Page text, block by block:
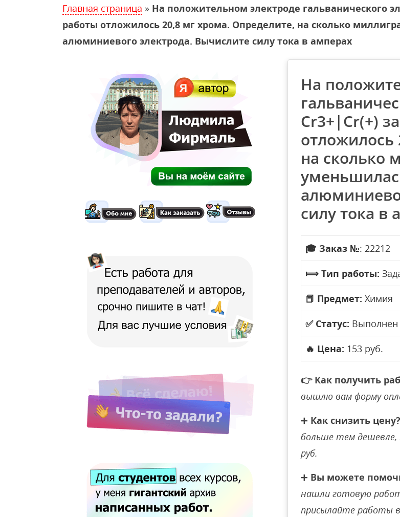
Главная страница » На положительном электроде гальванического
работы отложилось 20,8 мг хрома. Определите, на сколько
алюминиевого электрода. Вычислите силу тока в амперах
На
Cr3+|Cr(+)
отложилось
на сколько
силу тока в
🎓 Заказ №: 22212
⟾ Тип работы:
📕 Предмет: Химия
✅ Статус: Выполнен
🔥 Цена: 153 руб.
👉 Как получить
вышлю вам форму
➕ Как снизить цену?
больше тем дешевле,
руб.
➕ Вы можете
нашли готовую
присылайте работы в